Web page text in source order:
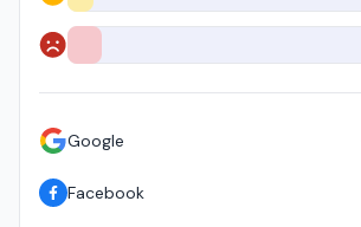
Negativ
Google
Facebook